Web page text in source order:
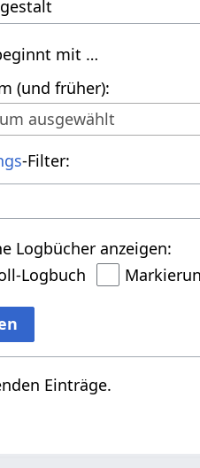
mit …
(und früher):
ausgewählt
-Filter:
Logbücher anzeigen:
Logbuch
Einträge.